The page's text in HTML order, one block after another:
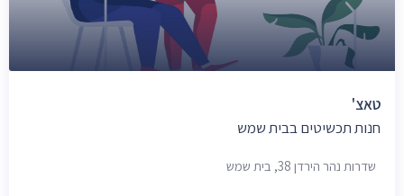
טאצ'
חנות תכשיטים בבית שמש
שדרות נהר הירדן 38, בית שמש